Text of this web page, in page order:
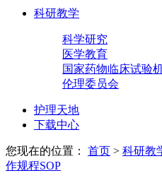
科研教学
科学研究
医学教育
国家药物临床试验
伦理委员会
护理天地
下载中心
您现在的位置： 首页 > 科研教
作规程SOP